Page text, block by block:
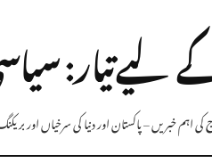
لیے تیار:
اہم خبریں – پاکستان اور دنیا کی سرخیاں اور